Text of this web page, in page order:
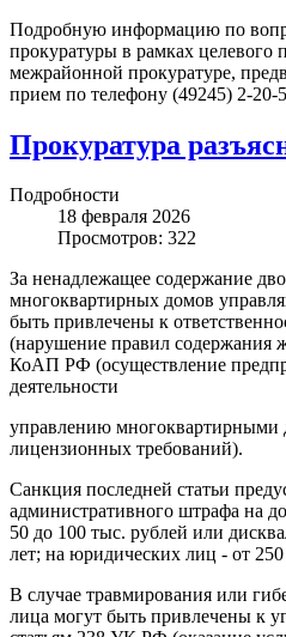
Подробную информацию по
прокуратуры в рамках целевого
межрайонной прокуратуре,
прием по телефону (49245) 2-20-
Прокуратура
Подробности
18 февраля 2026
Просмотров: 322
За ненадлежащее содержание
многоквартирных домов
быть привлечены к
(нарушение правил содержания
КоАП РФ (осуществление
деятельности
управлению
лицензионных требований).
Санкция последней статьи
административного штрафа на
50 до 100 тыс. рублей или
лет; на юридических лиц - от
В случае травмирования или
лица могут быть привлечены к